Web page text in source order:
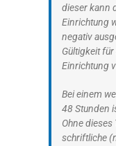
dieser kann
Einrichtung
negativ
Gültigkeit
Einrichtung
Bei einem
48 Stunden
Ohne
schriftliche